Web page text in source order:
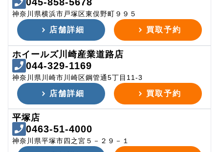
神奈川県横浜市戸塚区東俣野町９９５
店舗詳細 買取予約
ホイールズ川崎産業道路店
044-329-1169
神奈川県川崎市川崎区鋼管通5丁目11-3
店舗詳細 買取予約
平塚店
0463-51-4000
神奈川県平塚市四之宮５－２９－１